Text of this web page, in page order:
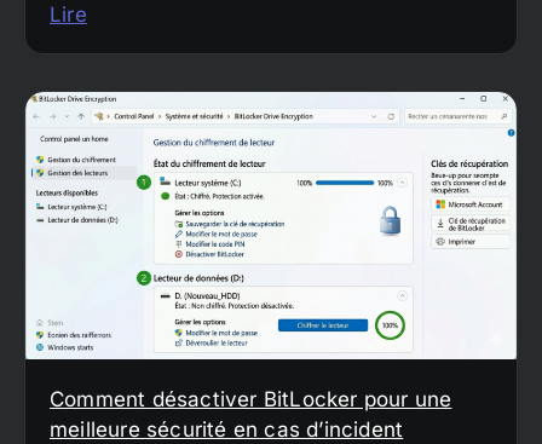
Lire
Comment désactiver BitLocker pour une
meilleure sécurité en cas d’incident